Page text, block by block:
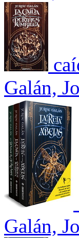
Galán,
Galán,